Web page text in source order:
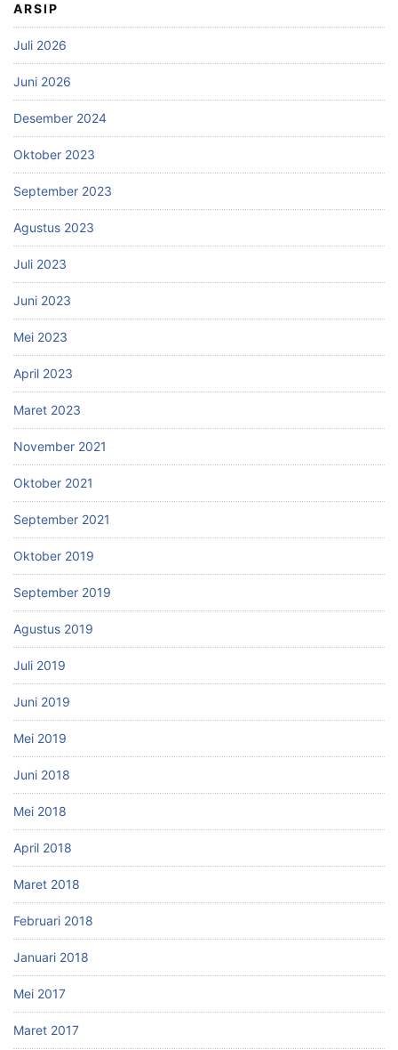
ARSIP
Juli 2026
Juni 2026
Desember 2024
Oktober 2023
September 2023
Agustus 2023
Juli 2023
Juni 2023
Mei 2023
April 2023
Maret 2023
November 2021
Oktober 2021
September 2021
Oktober 2019
September 2019
Agustus 2019
Juli 2019
Juni 2019
Mei 2019
Juni 2018
Mei 2018
April 2018
Maret 2018
Februari 2018
Januari 2018
Mei 2017
Maret 2017